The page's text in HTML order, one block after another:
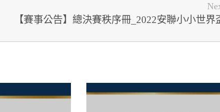
【賽事公告】總決賽秩序冊_2022安聯小小世界